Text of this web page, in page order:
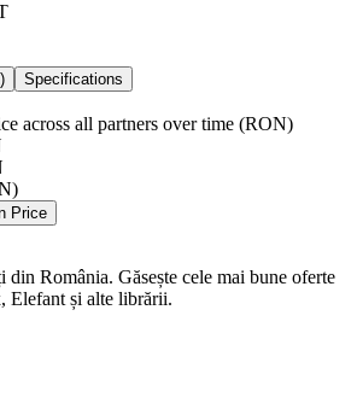
) Specifications
across all partners over time (RON)
)
Price
din România. Găsește cele mai bune oferte
Elefant și alte librării.